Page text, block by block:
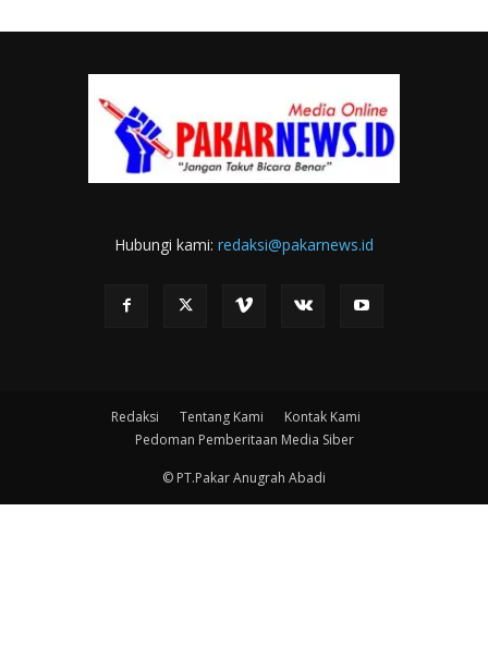
Hubungi kami: redaksi@pakarnews.id
Redaksi Tentang Kami
Kontak Kami
Pedoman Pemberitaan Media Siber
© PT.Pakar Anugrah Abadi